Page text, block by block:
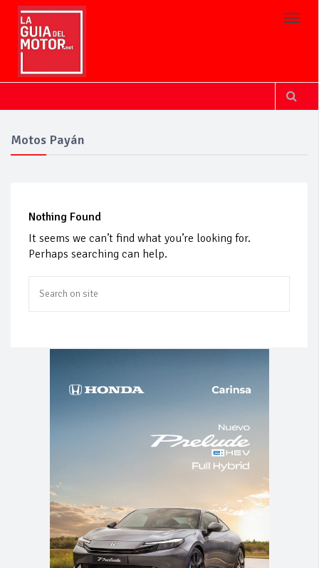
Motos Payán
Nothing Found
It seems we can’t find what you’re looking for.
Perhaps searching can help.